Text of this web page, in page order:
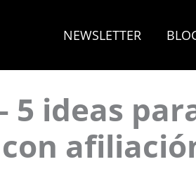
NEWSLETTER
5 ideas